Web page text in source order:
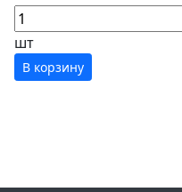
шт
В корзину